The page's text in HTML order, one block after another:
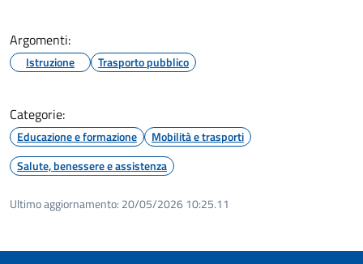
Argomenti:
Istruzione Trasporto pubblico
Categorie:
Educazione e formazione
Mobilità e trasporti
Salute, benessere e assistenza
Ultimo aggiornamento: 20/05/2026 10:25.11